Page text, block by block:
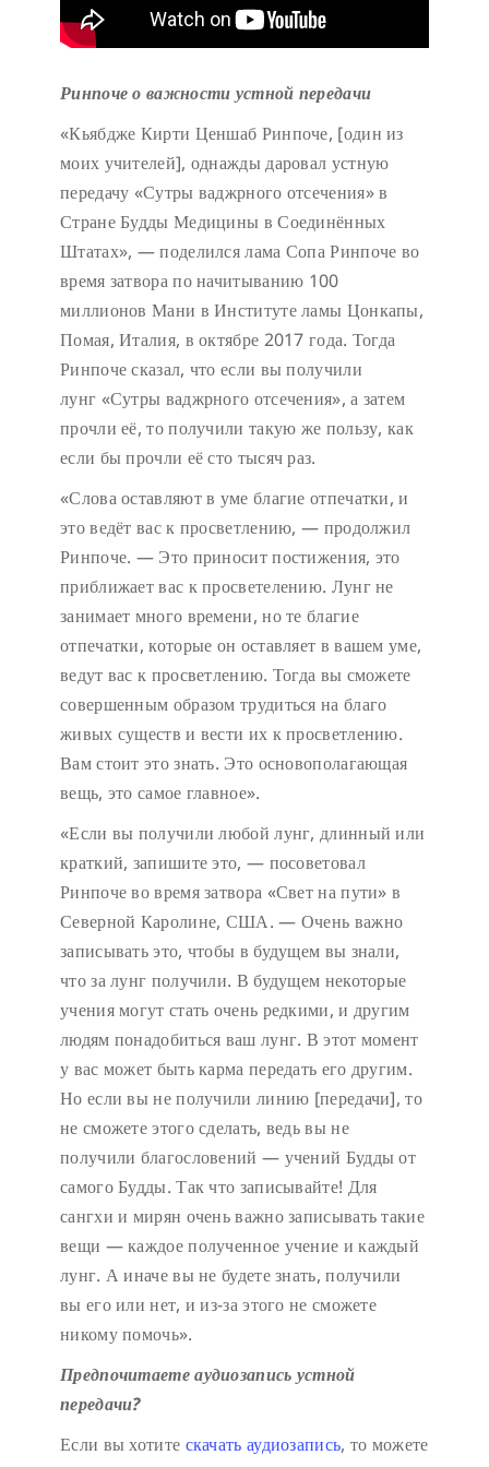
Ринпоче о важности устной передачи
«Кьябдже Кирти Ценшаб Ринпоче, [один из
моих учителей], однажды даровал устную
передачу «Сутры ваджрного отсечения» в
Стране Будды Медицины в Соединённых
Штатах», — поделился лама Сопа Ринпоче во
время затвора по начитыванию 100
миллионов Мани в Институте ламы Цонкапы,
Помая, Италия, в октябре 2017 года. Тогда
Ринпоче сказал, что если вы получили
лунг «Сутры ваджрного отсечения», а затем
прочли её, то получили такую же пользу, как
если бы прочли её сто тысяч раз.
«Слова оставляют в уме благие отпечатки, и
это ведёт вас к просветлению, — продолжил
Ринпоче. — Это приносит постижения, это
приближает вас к просветелению. Лунг не
занимает много времени, но те благие
отпечатки, которые он оставляет в вашем уме,
ведут вас к просветлению. Тогда вы сможете
совершенным образом трудиться на благо
живых существ и вести их к просветлению.
Вам стоит это знать. Это основополагающая
вещь, это самое главное».
«Если вы получили любой лунг, длинный или
краткий, запишите это, — посоветовал
Ринпоче во время затвора «Свет на пути» в
Северной Каролине, США. — Очень важно
записывать это, чтобы в будущем вы знали,
что за лунг получили. В будущем некоторые
учения могут стать очень редкими, и другим
людям понадобиться ваш лунг. В этот момент
у вас может быть карма передать его другим.
Но если вы не получили линию [передачи], то
не сможете этого сделать, ведь вы не
получили благословений — учений Будды от
самого Будды. Так что записывайте! Для
сангхи и мирян очень важно записывать такие
вещи — каждое полученное учение и каждый
лунг. А иначе вы не будете знать, получили
вы его или нет, и из-за этого не сможете
никому помочь».
Предпочитаете аудиозапись устной
передачи?
Если вы хотите скачать аудиозапись, то можете